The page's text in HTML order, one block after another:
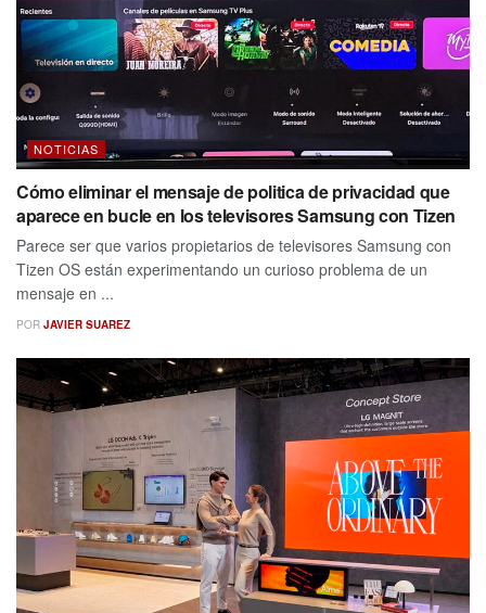
NOTICIAS
Cómo eliminar el mensaje de politica de privacidad que
aparece en bucle en los televisores Samsung con Tizen
Parece ser que varios propietarios de televisores Samsung con
Tizen OS están experimentando un curioso problema de un
mensaje en ...
POR JAVIER SUAREZ